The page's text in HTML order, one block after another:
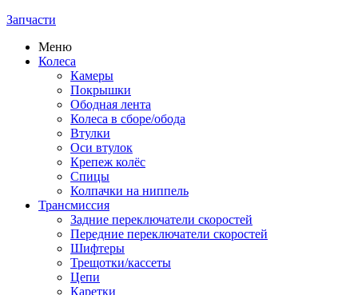
Запчасти
Меню
Колеса
Камеры
Покрышки
Ободная лента
Колеса в сборе/обода
Втулки
Оси втулок
Крепеж колёс
Спицы
Колпачки на ниппель
Трансмиссия
Задние переключатели скоростей
Передние переключатели скоростей
Шифтеры
Трещотки/кассеты
Цепи
Каретки